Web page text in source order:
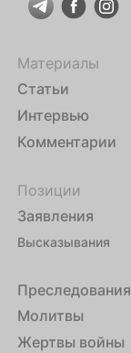
Материалы
Статьи
Интервью
Комментарии
Позиции
Заявления
Высказывания
Преследования
Молитвы
Жертвы войны